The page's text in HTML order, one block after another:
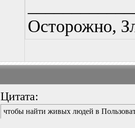
Осторожно,
Цитата:
чтобы найти живых людей в